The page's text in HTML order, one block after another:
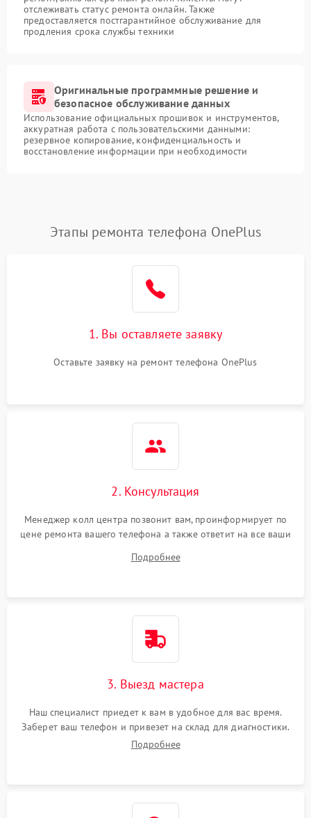
отслеживать статус ремонта онлайн. Также
предоставляется постгарантийное обслуживание для
продления срока службы техники
Оригинальные программные решение и
безопасное обслуживание данных
Использование официальных прошивок и инструментов,
аккуратная работа с пользовательскими данными:
резервное копирование, конфиденциальность и
восстановление информации при необходимости
Этапы ремонта телефона OnePlus
1. Вы оставляете заявку
Оставьте заявку на ремонт телефона OnePlus
2. Консультация
Менеджер колл центра позвонит вам, проинформирует по
цене ремонта вашего телефона а также ответит на все ваши
Подробнее
3. Выезд мастера
Наш специалист приедет к вам в удобное для вас время.
Заберет ваш телефон и привезет на склад для диагностики.
Подробнее